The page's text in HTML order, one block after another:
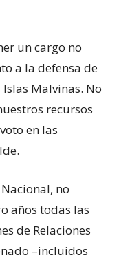
un cargo no
a la defensa de
Malvinas. No
recursos
en las
no
años todas las
de Relaciones
–incluidos